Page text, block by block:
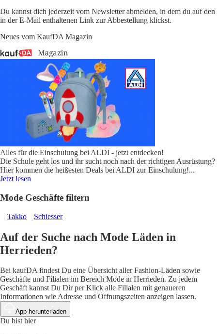
Du kannst dich jederzeit vom Newsletter abmelden, in dem du auf den
in der E-Mail enthaltenen Link zur Abbestellung klickst.
Neues vom KaufDA Magazin
Alles für die Einschulung bei ALDI - jetzt entdecken!
Die Schule geht los und ihr sucht noch nach der richtigen Ausrüstung?
Hier kommen die heißesten Deals bei ALDI zur Einschulung!...
Jetzt lesen
Mode Geschäfte filtern
Takko Schiesser
Auf der Suche nach Mode Läden in
Herrieden?
Bei kaufDA findest Du eine Übersicht aller Fashion-Läden sowie
Geschäfte und Filialen im Bereich Mode in Herrieden. Zu jedem
Geschäft kannst Du Dir per Klick alle Filialen mit genaueren
Informationen wie Adresse und Öffnungszeiten anzeigen lassen.
App herunterladen
Du bist hier